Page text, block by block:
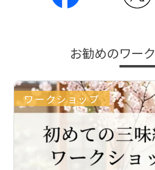
お勧めのワー
ワークショップ